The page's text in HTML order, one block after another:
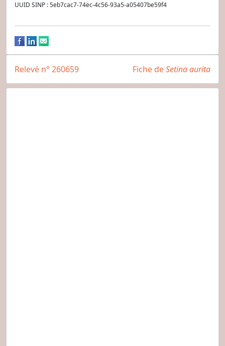
UUID SINP : 5eb7cac7-74ec-4c56-93a5-a05407be59f4
Fiche deSetina aurita
Relevé n° 260659